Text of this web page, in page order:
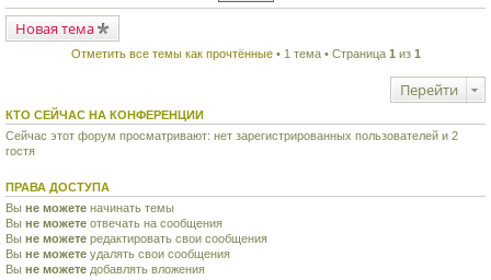
н
н
о
м
б
щ
е
ю
о
ч
и
т
а
м
у
с
щ
е
и
ю
в
о
м
у
р
о
ч
н
н
о
м
у
с
о
Новая тема
Отметить все темы как прочтённые• 1 тема • Страница 1 из 1
Перейти
КТО СЕЙЧАС НА КОНФЕРЕНЦИИ
Сейчас этот форум просматривают: нет зарегистрированных пользователей и 2
гостя
ПРАВА ДОСТУПА
Вы не можете начинать темы
Вы не можете отвечать на сообщения
Вы не можете редактировать свои сообщения
Вы не можете удалять свои сообщения
Вы не можете добавлять вложения